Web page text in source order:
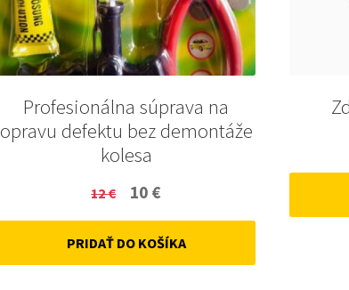
Profesionálna súprava na
opravu defektu bez demontáže
kolesa
12€
Original
price
was:
10 €
price
is:
PRIDAŤ DO KOŠÍKA